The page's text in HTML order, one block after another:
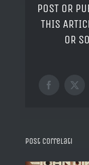
POST OR
THIS
OR
Facebook
X
Post correlati